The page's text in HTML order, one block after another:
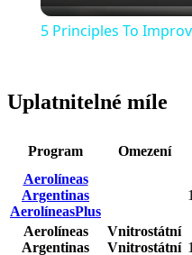
5 Principles To
Uplatnitelné míle
Program Omezení
Aerolíneas
Argentinas
AerolíneasPlus
Aerolíneas
Argentinas
Vnitrostátní
Vnitrostátní